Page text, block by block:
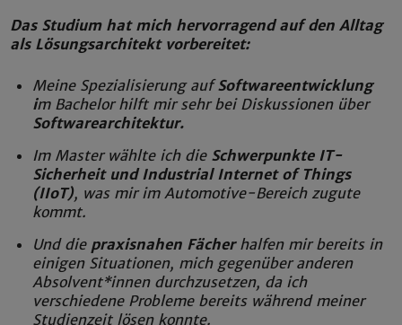
Das Studium hat mich hervorragend auf den Alltag
als Lösungsarchitekt vorbereitet:
Meine Spezialisierung aufSoftwareentwicklung
im Bachelor hilft mir sehr bei Diskussionen über
Softwarearchitektur.
Im Master wählte ich die Schwerpunkte IT-
Sicherheit und Industrial Internet of Things
(IIoT), was mir im Automotive-Bereich zugute
kommt.
Und diepraxisnahen Fächerhalfen mir bereits in
einigen Situationen, mich gegenüber anderen
Absolvent*innen durchzusetzen, da ich
verschiedene Probleme bereits während meiner
Studienzeit lösen konnte.